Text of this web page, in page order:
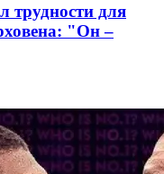
трудности для
"Он –